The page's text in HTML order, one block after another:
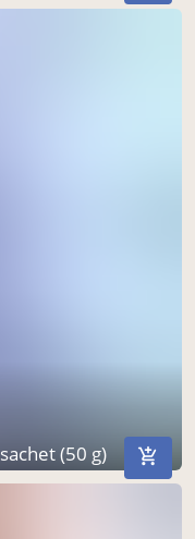
sachet (50 g)